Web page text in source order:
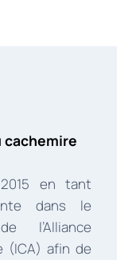
en tant
dans le
l’Alliance
(ICA) afin de